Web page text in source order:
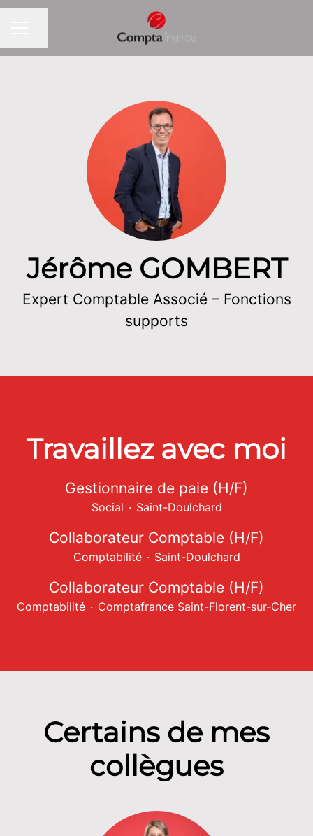
Jérôme GOMBERT
Expert Comptable Associé – Fonctions
supports
Travaillez avec moi
Gestionnaire de paie (H/F)
Social · Saint-Doulchard
Collaborateur Comptable (H/F)
Comptabilité · Saint-Doulchard
Collaborateur Comptable (H/F)
Comptabilité · Comptafrance Saint-Florent-sur-Cher
Certains de mes
collègues